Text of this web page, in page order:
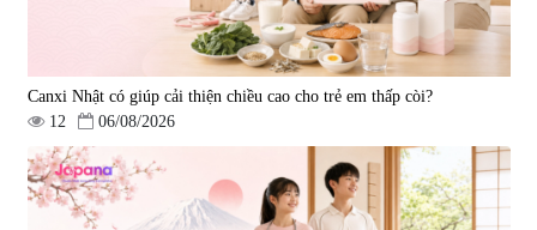
Lẩu điện Kuvings KMG-200B
0
3.591.000 đ 3.990.000 đ
Máy ép Kuvings KHS-2520CB
0
18.040.500 đ 18.990.000 đ
Canxi Nhật có giúp cải thiện chiều cao cho trẻ em thấp còi?
12
06/08/2026